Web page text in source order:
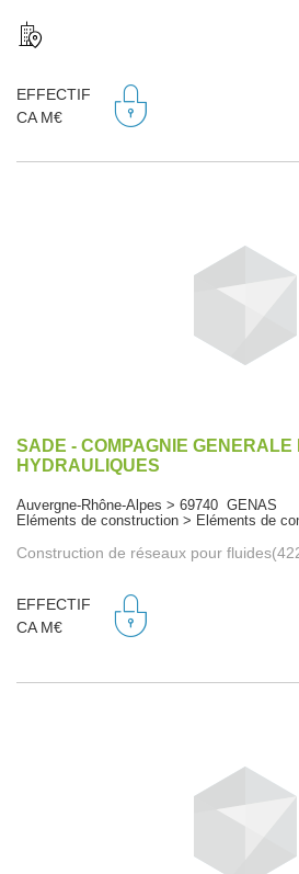
EFFECTIF
CA M€
SADE - COMPAGNIE GENERALE
HYDRAULIQUES
Auvergne-Rhône-Alpes > 69740 GENAS
Eléments de construction > Eléments de
Construction de réseaux pour
EFFECTIF
CA M€